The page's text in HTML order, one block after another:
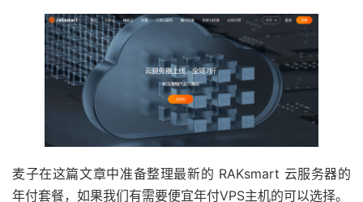
麦子在这篇文章中准备整理最新的 RAKsmart 云服务器的
年付套餐，如果我们有需要便宜年付VPS主机的可以选择。